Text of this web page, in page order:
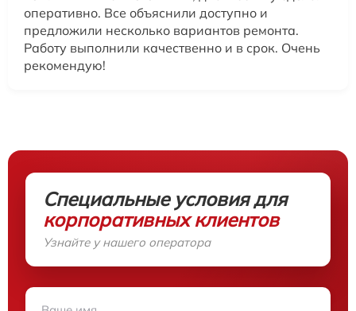
оперативно. Все объяснили доступно и
предложили несколько вариантов ремонта.
Работу выполнили качественно и в срок. Очень
рекомендую!
Специальные условия для
корпоративных клиентов
Узнайте у нашего оператора